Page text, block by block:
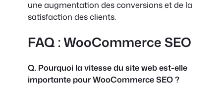
une augmentation des conversions et de la
satisfaction des clients.
FAQ : WooCommerce SEO
Q. Pourquoi la vitesse du site web est-elle
importante pour WooCommerce SEO ?